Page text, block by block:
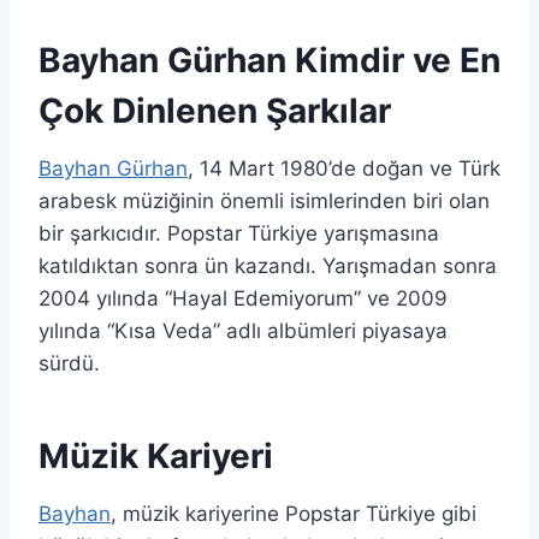
Bayhan Gürhan Kimdir ve En
Çok Dinlenen Şarkılar
Bayhan Gürhan, 14 Mart 1980’de doğan ve Türk
arabesk müziğinin önemli isimlerinden biri olan
bir şarkıcıdır. Popstar Türkiye yarışmasına
katıldıktan sonra ün kazandı. Yarışmadan sonra
2004 yılında “Hayal Edemiyorum” ve 2009
yılında “Kısa Veda” adlı albümleri piyasaya
sürdü.
Müzik Kariyeri
Bayhan, müzik kariyerine Popstar Türkiye gibi